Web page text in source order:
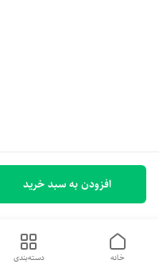
افزودن به سبد خرید
دسته‌بندی خانه